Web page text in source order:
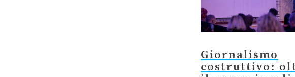
Giornalismo
costruttivo: